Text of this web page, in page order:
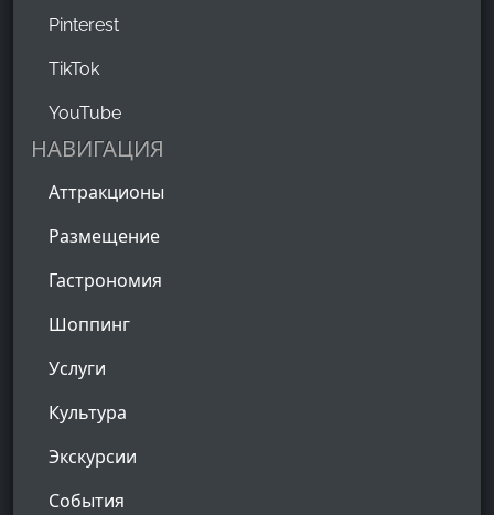
Pinterest
TikTok
YouTube
НАВИГАЦИЯ
Аттракционы
Размещение
Гастрономия
Шоппинг
Услуги
Культура
Экскурсии
События